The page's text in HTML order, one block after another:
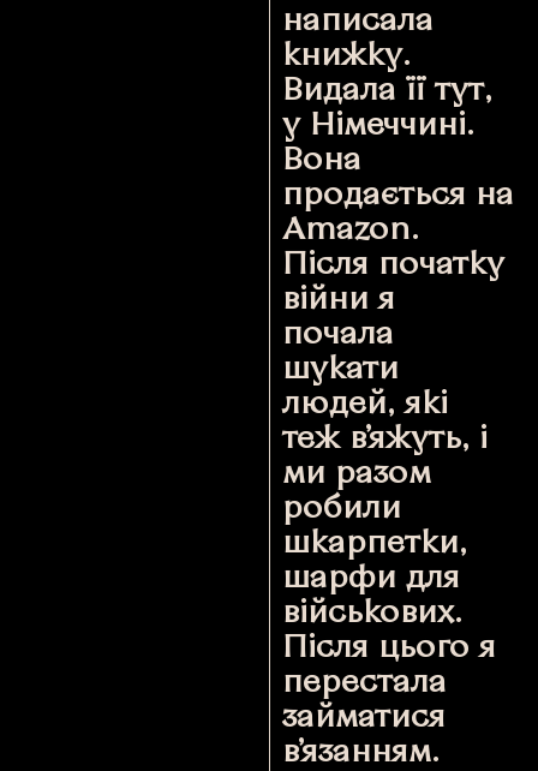
написала
книжку.
Видала її тут,
у Німеччині.
Вона
продається на
Amazon.
Після початку
війни я
почала
шукати
людей, які
теж в’яжуть, і
ми разом
робили
шкарпетки,
шарфи для
військових.
Після цього я
перестала
займатися
в’язанням.